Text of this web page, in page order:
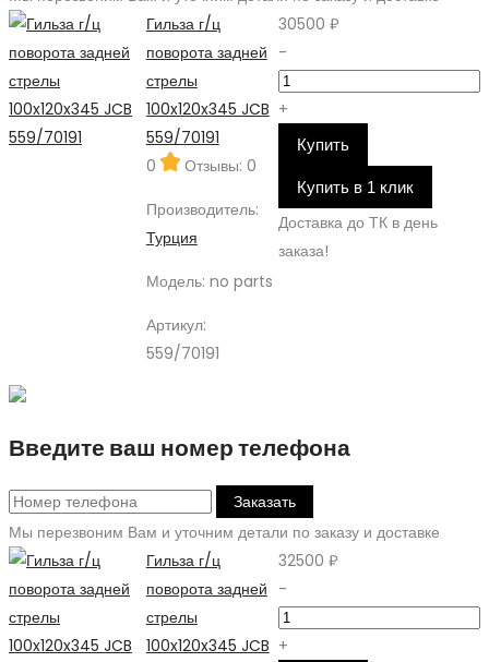
Гильза г/ц
поворота задней
стрелы
100x120x345 JCB
559/70191
0
Отзывы: 0
Производитель:
Турция
Модель: no parts
Артикул:
559/70191
30500 ₽
-
+
Купить
Купить в 1 клик
Доставка до ТК в день
заказа!
Введите ваш номер телефона
Заказать
Мы перезвоним Вам и уточним детали по заказу и доставке
Гильза г/ц
поворота задней
стрелы
100x120x345 JCB
32500 ₽
-
+